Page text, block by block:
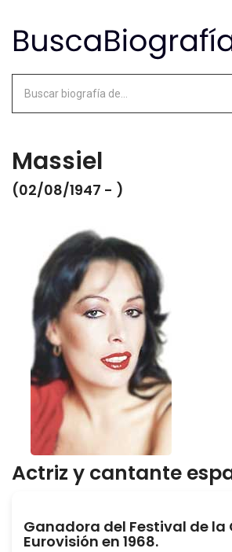
Massiel
(02/08/1947 - )
Actriz y cantante
Ganadora del Festival de la
Eurovisión en 1968.